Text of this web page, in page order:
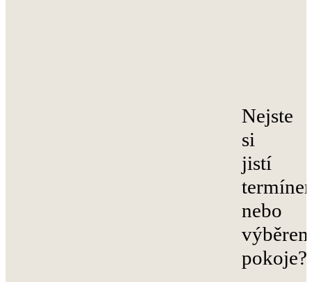
Nejste
si
jistí
nebo
pokoje?